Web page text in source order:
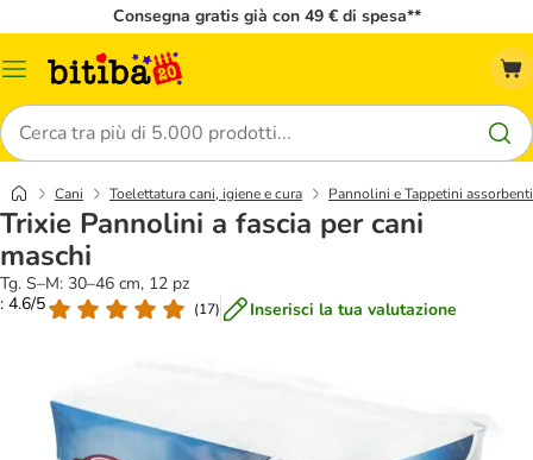
Consegna gratis già con 49 € di spesa**
Overview
Cerca
Cani Toelettatura cani, igiene e cura Pannolini e Tappetini assorbenti
Trixie Pannolini a fascia per cani
maschi
Tg. S–M: 30–46 cm, 12 pz
: 4.6/5
(17) Inserisci la tua valutazione